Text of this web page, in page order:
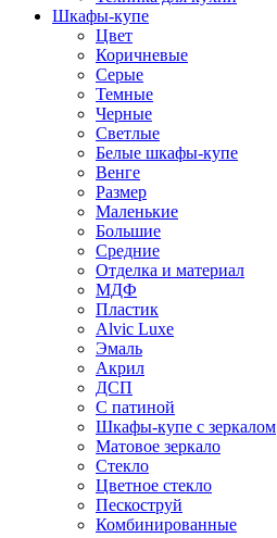
Шкафы-купе
Цвет
Коричневые
Серые
Темные
Черные
Светлые
Белые шкафы-купе
Венге
Размер
Маленькие
Большие
Средние
Отделка и материал
МДФ
Пластик
Alvic Luxe
Эмаль
Акрил
ДСП
С патиной
Шкафы-купе с зеркалом
Матовое зеркало
Стекло
Цветное стекло
Пескоструй
Комбинированные